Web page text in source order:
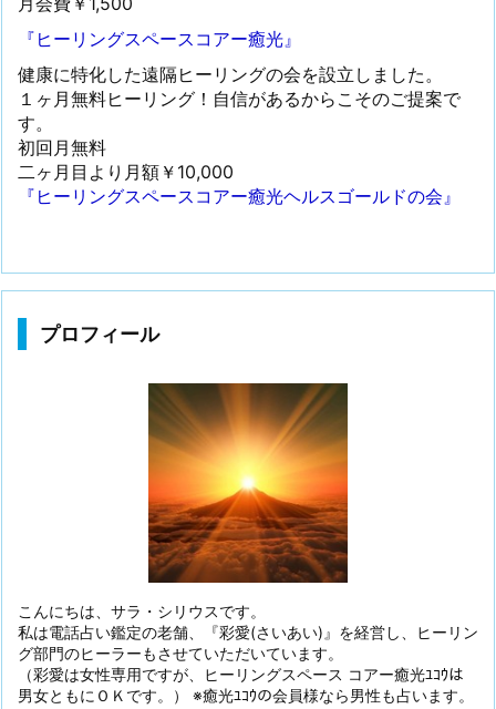
『ヒーリングスペースコアー癒光』
健康に特化した遠隔ヒーリングの会を設立しました。
１ヶ月無料ヒーリング！自信があるからこそのご提案で
す。
初回月無料
二ヶ月目より月額￥10,000
『ヒーリングスペースコアー癒光ヘルスゴールドの会』
プロフィール
こんにちは、サラ・シリウスです。
私は電話占い鑑定の老舗、『彩愛(さいあい)』を経営し、ヒーリン
グ部門のヒーラーもさせていただいています。
（彩愛は女性専用ですが、ヒーリングスペース コアー癒光ﾕｺｳは
男女ともにＯＫです。） ※癒光ﾕｺｳの会員様なら男性も占います。